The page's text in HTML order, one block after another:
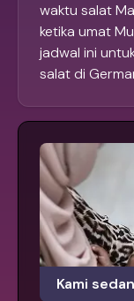
waktu salat
ketika umat
jadwal ini
salat di
Kami